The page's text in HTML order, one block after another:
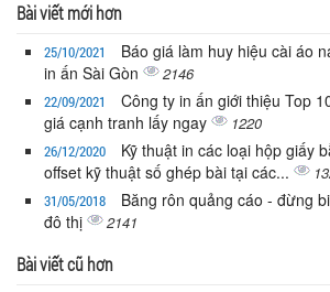
Bài viết mới hơn
25/10/2021
Báo giá làm huy hiệu cài áo
in ấn Sài Gòn
2146
22/09/2021
Công ty in ấn giới thiệu Top
giá cạnh tranh lấy ngay
1220
26/12/2020
Kỹ thuật in các loại hộp giấy
offset kỹ thuật số ghép bài tại các...
31/05/2018
Băng rôn quảng cáo - đừng
đô thị
2141
Bài viết cũ hơn